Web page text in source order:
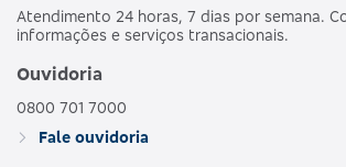
Atendimento 24 horas, 7 dias por semana.
informações e serviços transacionais.
Ouvidoria
0800 701 7000
Fale ouvidoria